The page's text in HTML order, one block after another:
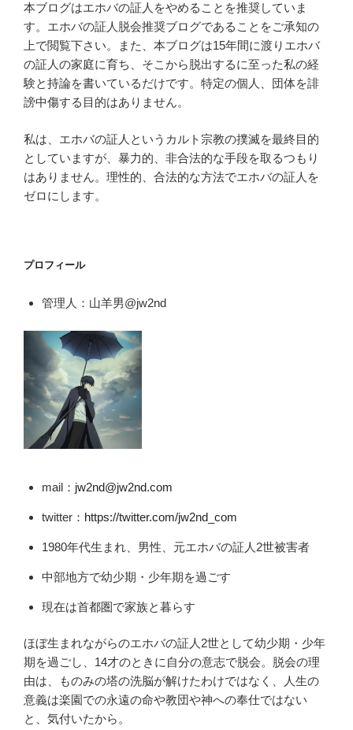
本ブログはエホバの証人をやめることを推奨していま
す。エホバの証人脱会推奨ブログであることをご承知の
上で閲覧下さい。また、本ブログは15年間に渡りエホバ
の証人の家庭に育ち、そこから脱出するに至った私の経
験と持論を書いているだけです。特定の個人、団体を誹
謗中傷する目的はありません。
私は、エホバの証人というカルト宗教の撲滅を最終目的
としていますが、暴力的、非合法的な手段を取るつもり
はありません。理性的、合法的な方法でエホバの証人を
ゼロにします。
プロフィール
管理人：山羊男@jw2nd
mail： jw2nd@jw2nd.com
twitter： https://twitter.com/jw2nd_com
1980年代生まれ、男性、元エホバの証人2世被害者
中部地方で幼少期・少年期を過ごす
現在は首都圏で家族と暮らす
ほぼ生まれながらのエホバの証人2世として幼少期・少年
期を過ごし、14才のときに自分の意志で脱会。脱会の理
由は、ものみの塔の洗脳が解けたわけではなく、人生の
意義は楽園での永遠の命や教団や神への奉仕ではない
と、気付いたから。